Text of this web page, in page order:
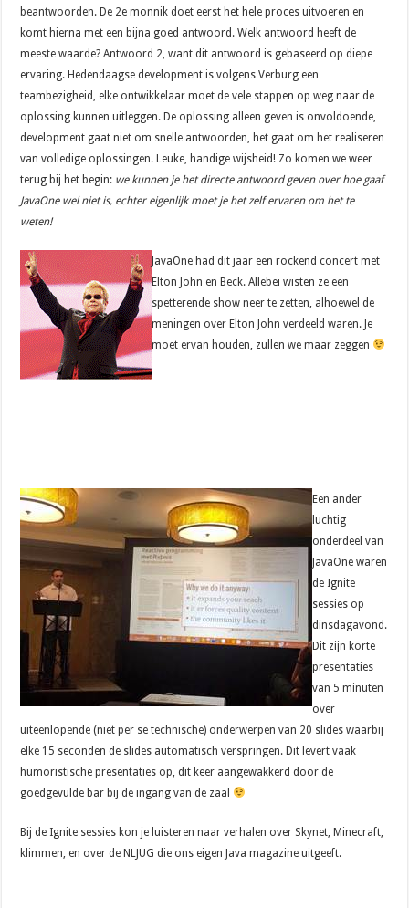
beantwoorden. De 2e monnik doet eerst het hele proces uitvoeren en
komt hierna met een bijna goed antwoord. Welk antwoord heeft de
meeste waarde? Antwoord 2, want dit antwoord is gebaseerd op diepe
ervaring. Hedendaagse development is volgens Verburg een
teambezigheid, elke ontwikkelaar moet de vele stappen op weg naar de
oplossing kunnen uitleggen. De oplossing alleen geven is onvoldoende,
development gaat niet om snelle antwoorden, het gaat om het realiseren
van volledige oplossingen. Leuke, handige wijsheid! Zo komen we weer
terug bij het begin: we kunnen je het directe antwoord geven over hoe gaaf
JavaOne wel niet is, echter eigenlijk moet je het zelf ervaren om het te
weten!
JavaOne had dit jaar een rockend concert met
Elton John en Beck. Allebei wisten ze een
spetterende show neer te zetten, alhoewel de
meningen over Elton John verdeeld waren. Je
moet ervan houden, zullen we maar zeggen
Een ander
luchtig
onderdeel van
JavaOne waren
de Ignite
sessies op
dinsdagavond.
Dit zijn korte
presentaties
van 5 minuten
over
uiteenlopende (niet per se technische) onderwerpen van 20 slides waarbij
elke 15 seconden de slides automatisch verspringen. Dit levert vaak
humoristische presentaties op, dit keer aangewakkerd door de
goedgevulde bar bij de ingang van de zaal
Bij de Ignite sessies kon je luisteren naar verhalen over Skynet, Minecraft,
klimmen, en over de NLJUG die ons eigen Java magazine uitgeeft.